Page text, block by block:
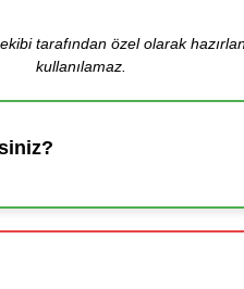
tarafından özel olarak
kullanılamaz.